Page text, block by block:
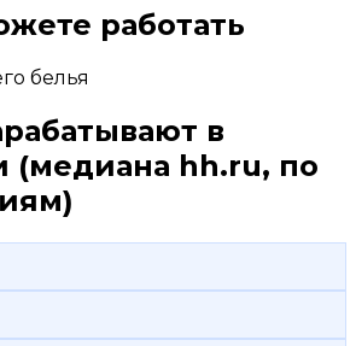
работать
белья
в
(медиана hh.ru, по